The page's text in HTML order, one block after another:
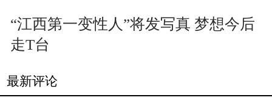
“江西第一变性人”将发写真 梦想今后
走T台
最新评论